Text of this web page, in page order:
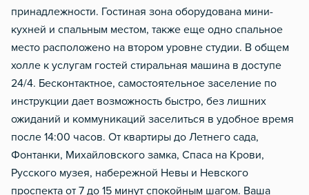
принадлежности. Гостиная зона оборудована мини-
кухней и спальным местом, также еще одно спальное
место расположено на втором уровне студии. В общем
холле к услугам гостей стиральная машина в доступе
24/4. Бесконтактное, самостоятельное заселение по
инструкции дает возможность быстро, без лишних
ожиданий и коммуникаций заселиться в удобное время
после 14:00 часов. От квартиры до Летнего сада,
Фонтанки, Михайловского замка, Спаса на Крови,
Русского музея, набережной Невы и Невского
проспекта от 7 до 15 минут спокойным шагом. Ваша